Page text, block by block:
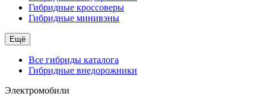
Гибридные кроссоверы
Гибридные минивэны
Ещё
Все гибриды каталога
Гибридные внедорожники
Электромобили